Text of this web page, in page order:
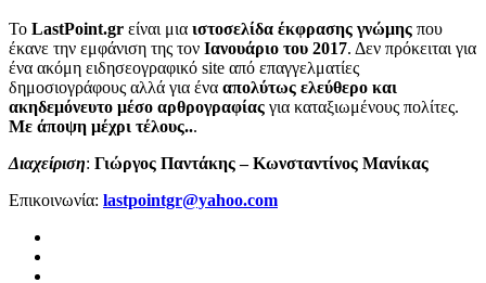
To LastPoint.gr είναι μια ιστοσελίδα έκφρασης γνώμης που
έκανε την εμφάνιση της τον Ιανουάριο του 2017. Δεν πρόκειται για
ένα ακόμη ειδησεογραφικό site από επαγγελματίες
δημοσιογράφους αλλά για ένα απολύτως ελεύθερο και
ακηδεμόνευτο μέσο αρθρογραφίας για καταξιωμένους πολίτες.
Με άποψη μέχρι τέλους...
Διαχείριση: Γιώργος Παντάκης – Κωνσταντίνος Μανίκας
Επικοινωνία: lastpointgr@yahoo.com